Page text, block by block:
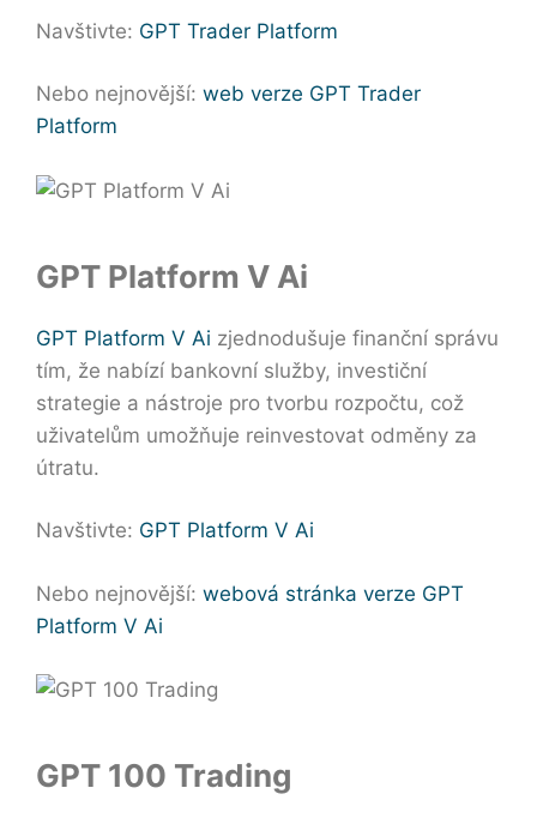
Navštivte: GPT Trader Platform
Nebo nejnovější: web verze GPT Trader
Platform
GPT Platform V Ai
GPT Platform V Ai zjednodušuje finanční správu
tím, že nabízí bankovní služby, investiční
strategie a nástroje pro tvorbu rozpočtu, což
uživatelům umožňuje reinvestovat odměny za
útratu.
Navštivte: GPT Platform V Ai
Nebo nejnovější: webová stránka verze GPT
Platform V Ai
GPT 100 Trading